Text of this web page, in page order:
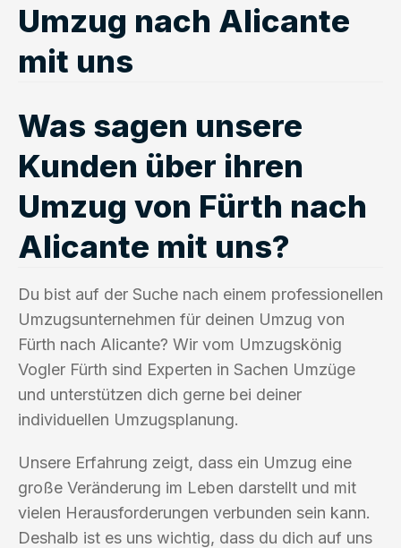
Umzug nach Alicante
mit uns
Was sagen unsere
Kunden über ihren
Umzug von Fürth nach
Alicante mit uns?
Du bist auf der Suche nach einem professionellen
Umzugsunternehmen für deinen Umzug von
Fürth nach Alicante? Wir vom Umzugskönig
Vogler Fürth sind Experten in Sachen Umzüge
und unterstützen dich gerne bei deiner
individuellen Umzugsplanung.
Unsere Erfahrung zeigt, dass ein Umzug eine
große Veränderung im Leben darstellt und mit
vielen Herausforderungen verbunden sein kann.
Deshalb ist es uns wichtig, dass du dich auf uns